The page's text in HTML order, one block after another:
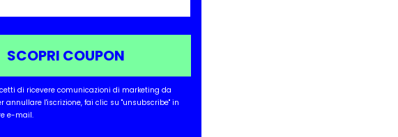
SCOPRI COUPON
di ricevere comunicazioni di marketing da
annullare l'iscrizione, fai clic su "unsubscribe" in
e-mail.